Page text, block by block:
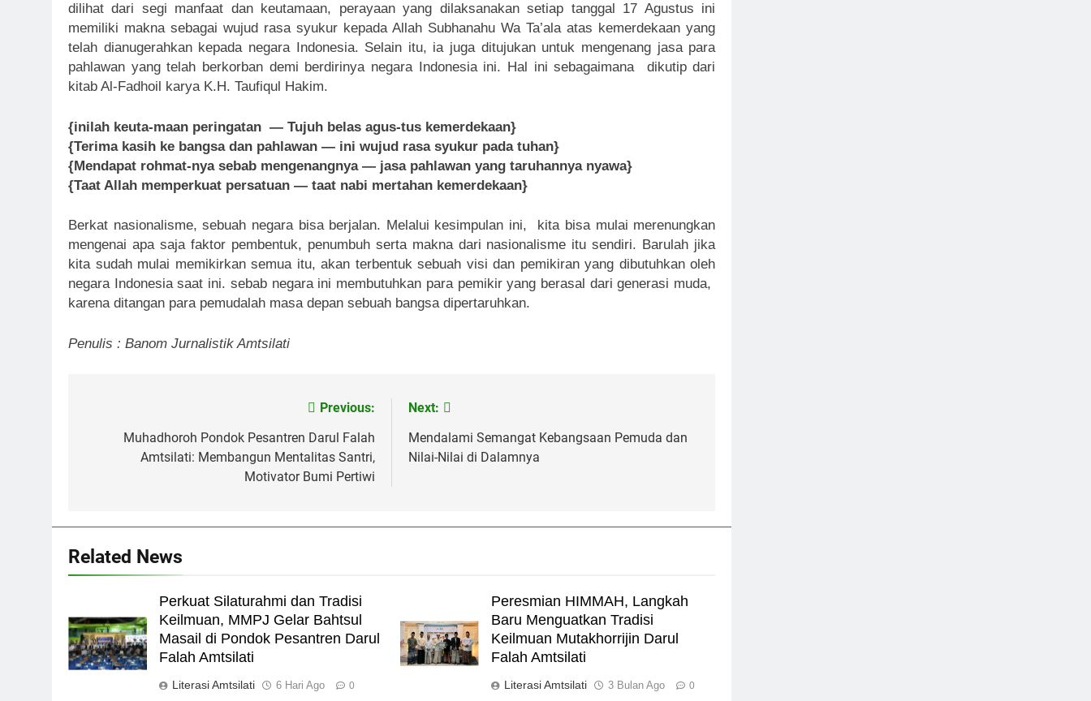
dilihat dari segi manfaat dan keutamaan, perayaan yang dilaksanakan setiap tanggal 17 Agustus ini
memiliki makna sebagai wujud rasa syukur kepada Allah Subhanahu Wa Ta’ala atas kemerdekaan yang
telah dianugerahkan kepada negara Indonesia. Selain itu, ia juga ditujukan untuk mengenang jasa para
pahlawan yang telah berkorban demi berdirinya negara Indonesia ini. Hal ini sebagaimana dikutip dari
kitab Al-Fadhoil karya K.H. Taufiqul Hakim.
{inilah keuta-maan peringatan — Tujuh belas agus-tus kemerdekaan}
{Terima kasih ke bangsa dan pahlawan — ini wujud rasa syukur pada tuhan}
{Mendapat rohmat-nya sebab mengenangnya — jasa pahlawan yang taruhannya nyawa}
{Taat Allah memperkuat persatuan — taat nabi mertahan kemerdekaan}
Berkat nasionalisme, sebuah negara bisa berjalan. Melalui kesimpulan ini, kita bisa mulai merenungkan
mengenai apa saja faktor pembentuk, penumbuh serta makna dari nasionalisme itu sendiri. Barulah jika
kita sudah mulai memikirkan semua itu, akan terbentuk sebuah visi dan pemikiran yang dibutuhkan oleh
negara Indonesia saat ini. sebab negara ini membutuhkan para pemikir yang berasal dari generasi muda,
karena ditangan para pemudalah masa depan sebuah bangsa dipertaruhkan.
Penulis : Banom Jurnalistik Amtsilati
Previous:
Muhadhoroh Pondok Pesantren Darul Falah
Amtsilati: Membangun Mentalitas Santri,
Motivator Bumi Pertiwi
Next:
Mendalami Semangat Kebangsaan Pemuda dan
Nilai-Nilai di Dalamnya
Related News
Perkuat Silaturahmi dan Tradisi
Keilmuan, MMPJ Gelar Bahtsul
Masail di Pondok Pesantren Darul
Falah Amtsilati
Literasi Amtsilati 6 Hari Ago 0
Peresmian HIMMAH, Langkah
Baru Menguatkan Tradisi
Keilmuan Mutakhorrijin Darul
Falah Amtsilati
Literasi Amtsilati 3 Bulan Ago 0